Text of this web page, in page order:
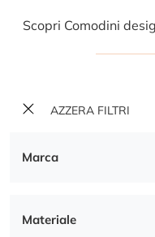
AZZERA FILTRI
Marca
Materiale